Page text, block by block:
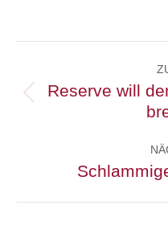
Reserve will